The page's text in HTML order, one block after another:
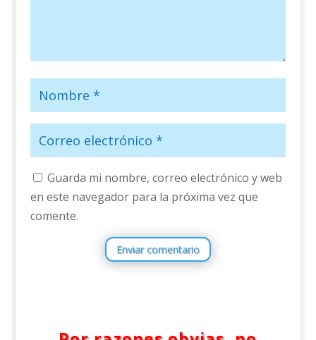
Guarda mi nombre, correo electrónico y web
en este navegador para la próxima vez que
comente.
Enviar comentario